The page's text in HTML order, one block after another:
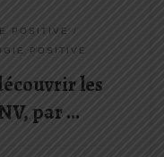
POSITIVE
POSITIVE
les
par …